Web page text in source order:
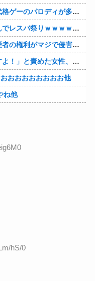
ィが多すぎて話題にwwwwwww
ｗｗｗｗｗｗｗｗｗｗｗｗｗｗｗｗ他
てる。いくら税金払ってるんだ」他
性、警察が来た瞬間逃げる他
おおおおおおおお他
ね他
hS/0